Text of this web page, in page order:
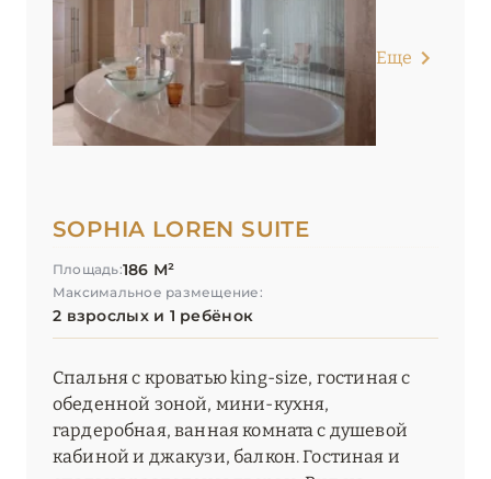
Еще
SOPHIA LOREN SUITE
Площадь:186 М²
Максимальное размещение:
2 взрослых и 1 ребёнок
Спальня с кроватью king-size, гостиная с
обеденной зоной, мини-кухня,
гардеробная, ванная комната с душевой
кабиной и джакузи, балкон. Гостиная и